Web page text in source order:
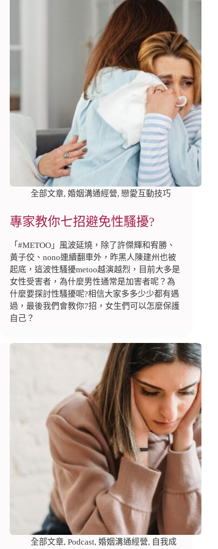
全部文章, 婚姻溝通經營, 戀愛互動技巧
專家教你七招避免性騷擾?
「#METOO」風波延燒，除了許傑輝和宥勝、
黃子佼、nono連續翻車外，昨黑人陳建州也被
起底，這波性騷擾metoo越演越烈，目前大多是
女性受害者，為什麼男性通常是加害者呢？為
什麼要探討性騷擾呢?相信大家多多少少都有遇
過，最後我們會教你7招，女生們可以怎麼保護
自己？
全部文章, Podcast, 婚姻溝通經營, 自我成